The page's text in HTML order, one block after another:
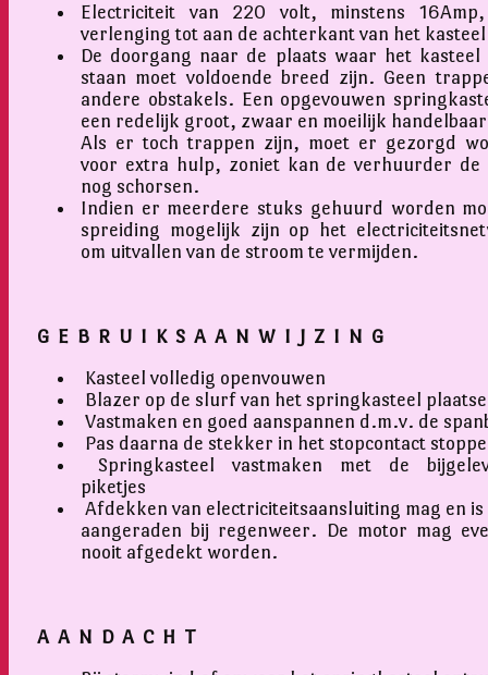
Electriciteit van 220 volt, minstens
verlenging tot aan de achterkant van het kasteel
De doorgang naar de plaats waar het kasteel
staan moet voldoende breed zijn. Geen
andere obstakels. Een opgevouwen
een redelijk groot, zwaar en moeilijk
Als er toch trappen zijn, moet er gezorgd
voor extra hulp, zoniet kan de verhuurder de
nog schorsen.
Indien er meerdere stuks gehuurd worden
spreiding mogelijk zijn op het
om uitvallen van de stroom te vermijden.
G E B R U I K S A A N W I J Z I N G
Kasteel volledig openvouwen
Blazer op de slurf van het springkasteel
Vastmaken en goed aanspannen d.m.v. de
Pas daarna de stekker in het stopcontact
Springkasteel vastmaken met de
piketjes
Afdekken van electriciteitsaansluiting mag en
aangeraden bij regenweer. De motor mag
nooit afgedekt worden.
A A N D A C H T